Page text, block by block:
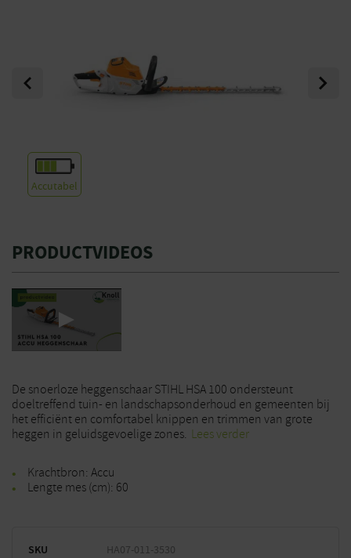
Accutabel
Previous Next
PRODUCTVIDEOS
De snoerloze heggenschaar STIHL HSA 100 ondersteunt
doeltreffend tuin- en landschapsonderhoud en gemeenten bij
het efficiënt en comfortabel knippen en trimmen van grote
heggen in geluidsgevoelige zones. Lees verder
Krachtbron: Accu
Lengte mes (cm): 60
SKU HA07-011-3530